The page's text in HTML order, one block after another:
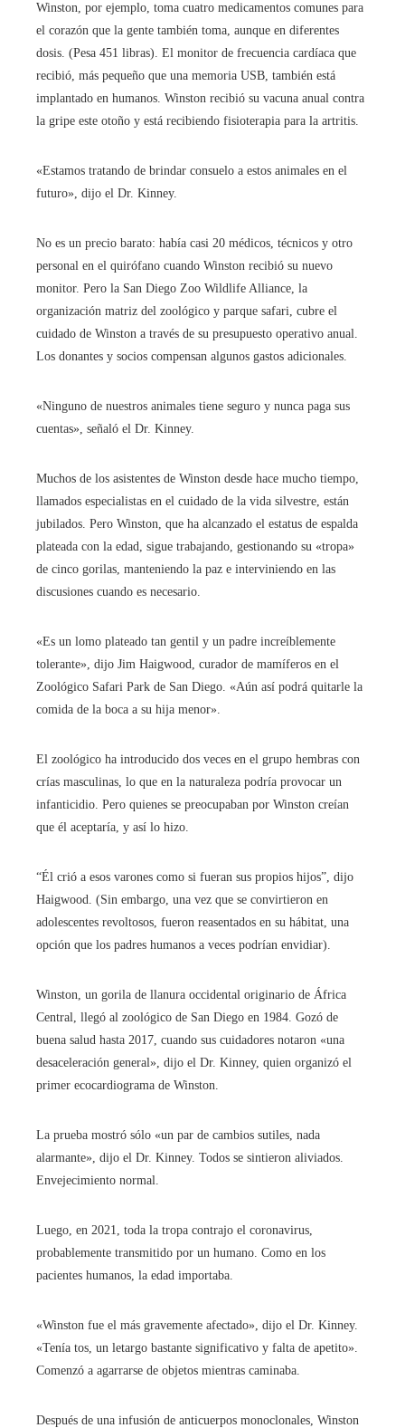
Winston, por ejemplo, toma cuatro medicamentos comunes para
el corazón que la gente también toma, aunque en diferentes
dosis. (Pesa 451 libras). El monitor de frecuencia cardíaca que
recibió, más pequeño que una memoria USB, también está
implantado en humanos. Winston recibió su vacuna anual contra
la gripe este otoño y está recibiendo fisioterapia para la artritis.
«Estamos tratando de brindar consuelo a estos animales en el
futuro», dijo el Dr. Kinney.
No es un precio barato: había casi 20 médicos, técnicos y otro
personal en el quirófano cuando Winston recibió su nuevo
monitor. Pero la San Diego Zoo Wildlife Alliance, la
organización matriz del zoológico y parque safari, cubre el
cuidado de Winston a través de su presupuesto operativo anual.
Los donantes y socios compensan algunos gastos adicionales.
«Ninguno de nuestros animales tiene seguro y nunca paga sus
cuentas», señaló el Dr. Kinney.
Muchos de los asistentes de Winston desde hace mucho tiempo,
llamados especialistas en el cuidado de la vida silvestre, están
jubilados. Pero Winston, que ha alcanzado el estatus de espalda
plateada con la edad, sigue trabajando, gestionando su «tropa»
de cinco gorilas, manteniendo la paz e interviniendo en las
discusiones cuando es necesario.
«Es un lomo plateado tan gentil y un padre increíblemente
tolerante», dijo Jim Haigwood, curador de mamíferos en el
Zoológico Safari Park de San Diego. «Aún así podrá quitarle la
comida de la boca a su hija menor».
El zoológico ha introducido dos veces en el grupo hembras con
crías masculinas, lo que en la naturaleza podría provocar un
infanticidio. Pero quienes se preocupaban por Winston creían
que él aceptaría, y así lo hizo.
“Él crió a esos varones como si fueran sus propios hijos”, dijo
Haigwood. (Sin embargo, una vez que se convirtieron en
adolescentes revoltosos, fueron reasentados en su hábitat, una
opción que los padres humanos a veces podrían envidiar).
Winston, un gorila de llanura occidental originario de África
Central, llegó al zoológico de San Diego en 1984. Gozó de
buena salud hasta 2017, cuando sus cuidadores notaron «una
desaceleración general», dijo el Dr. Kinney, quien organizó el
primer ecocardiograma de Winston.
La prueba mostró sólo «un par de cambios sutiles, nada
alarmante», dijo el Dr. Kinney. Todos se sintieron aliviados.
Envejecimiento normal.
Luego, en 2021, toda la tropa contrajo el coronavirus,
probablemente transmitido por un humano. Como en los
pacientes humanos, la edad importaba.
«Winston fue el más gravemente afectado», dijo el Dr. Kinney.
«Tenía tos, un letargo bastante significativo y falta de apetito».
Comenzó a agarrarse de objetos mientras caminaba.
Después de una infusión de anticuerpos monoclonales, Winston